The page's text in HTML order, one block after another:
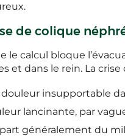
de colique
le calcul bloque
et dans le rein. La
insupportable
lancinante, par
généralement du